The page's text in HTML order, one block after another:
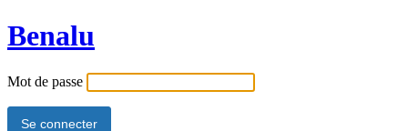
Benalu
Mot de passe